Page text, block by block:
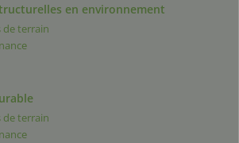
en environnement
terrain
terrain